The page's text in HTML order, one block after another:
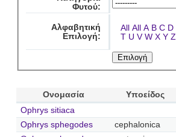
Φυτού:
Αλφαβητική
Επιλογή:
All All A B C D
T U V W X Y Z
Ονομασία Υποείδος
Ophrys sitiaca
Ophrys sphegodes
cephalonica